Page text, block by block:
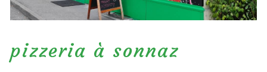
pizzeria à sonnaz